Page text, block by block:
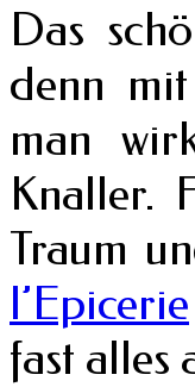
Das
denn
man
Knaller.
Traum
l’Epicerie
fast alles